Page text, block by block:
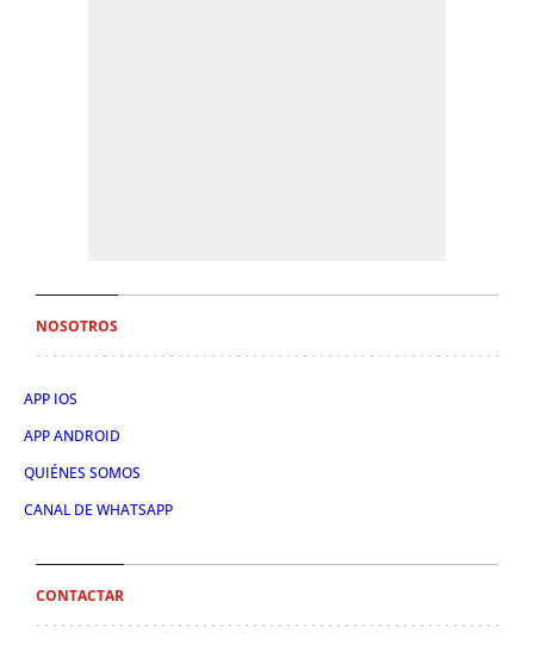
NOSOTROS
APP IOS
APP ANDROID
QUIÉNES SOMOS
CANAL DE WHATSAPP
CONTACTAR